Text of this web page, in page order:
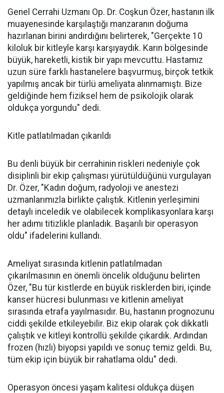
Genel Cerrahi Uzmanı Op. Dr. Coşkun Özer, hastanın ilk
muayenesinde karşılaştığı manzaranın doğuma
hazırlanan birini andırdığını belirterek, "Gerçekte 10
kiloluk bir kitleyle karşı karşıyaydık. Karın bölgesinde
büyük, hareketli, kistik bir yapı mevcuttu. Hastamız
uzun süre farklı hastanelere başvurmuş, birçok tetkik
yapılmış ancak bir türlü ameliyata alınmamıştı. Bize
geldiğinde hem fiziksel hem de psikolojik olarak
oldukça yorgundu" dedi.
Kitle patlatılmadan çıkarıldı
Bu denli büyük bir cerrahinin riskleri nedeniyle çok
disiplinli bir ekip çalışması yürütüldüğünü vurgulayan
Dr. Özer, "Kadın doğum, radyoloji ve anestezi
uzmanlarımızla birlikte çalıştık. Kitlenin yerleşimini
detaylı inceledik ve olabilecek komplikasyonlara karşı
her adımı titizlikle planladık. Başarılı bir operasyon
oldu" ifadelerini kullandı.
Ameliyat sırasında kitlenin patlatılmadan
çıkarılmasının en önemli öncelik olduğunu belirten
Özer, "Bu tür kistlerde en büyük risklerden biri, içinde
kanser hücresi bulunması ve kitlenin ameliyat
sırasında etrafa yayılmasıdır. Bu, hastanın prognozunu
ciddi şekilde etkileyebilir. Biz ekip olarak çok dikkatli
çalıştık ve kitleyi kontrollü şekilde çıkardık. Ardından
frozen (hızlı) biyopsi yapıldı ve sonuç temiz geldi. Bu,
tüm ekip için büyük bir rahatlama oldu" dedi.
Operasyon öncesi yaşam kalitesi oldukça düşen